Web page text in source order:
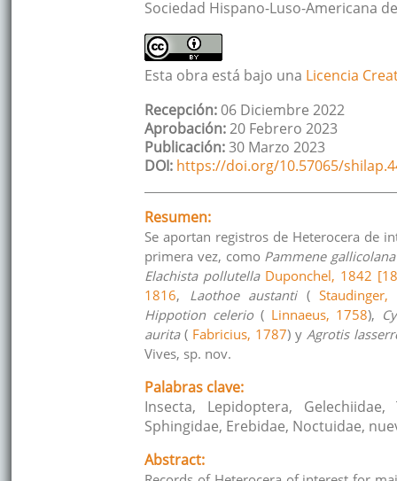
Sociedad Hispano-Luso-Americana
Esta obra está bajo una Licencia
Recepción:06 Diciembre 2022
Aprobación:20 Febrero 2023
Publicación:30 Marzo 2023
DOI: https://doi.org/10.57065/
Resumen:
Se aportan registros de Heterocera de
primera vez, como Pammene gallicolana
Elachista pollutellaDuponchel, 1842
1816, Laothoe austanti( Staudinger,
Hippotion celerio ( Linnaeus, 1758),
aurita( Fabricius, 1787) y Agrotis
Vives, sp. nov.
Palabras clave:
Insecta, Lepidoptera, Gelechiidae,
Sphingidae, Erebidae, Noctuidae,
Abstract: